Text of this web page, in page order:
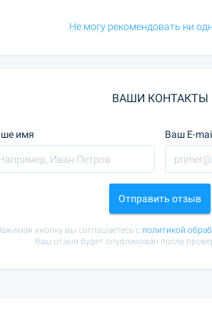
Не могу рекомендовать ни
ВАШИ КОНТАКТЫ
имя Ваш E-
Отправить отзыв
кнопку вы соглашаетесь с политикой
Ваш отзыв будет опубликован после